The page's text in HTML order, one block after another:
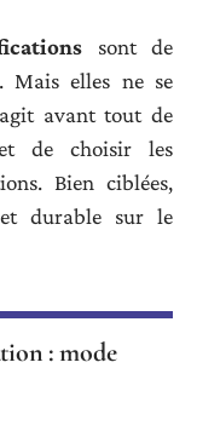
sont de
Mais elles ne se
avant tout de
de choisir les
Bien ciblées,
durable sur le
: mode